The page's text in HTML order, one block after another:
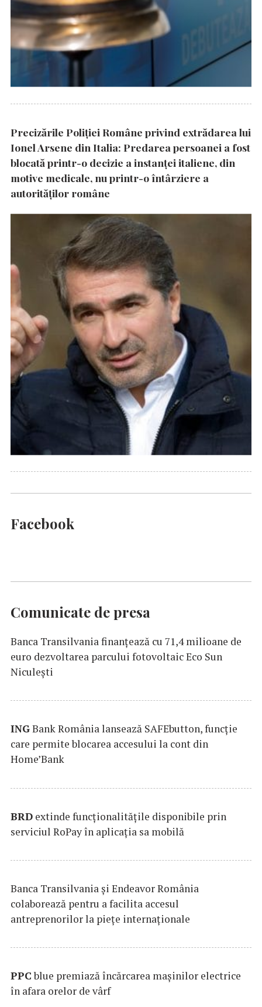
Precizările Poliţiei Române privind extrădarea lui
Ionel Arsene din Italia: Predarea persoanei a fost
blocată printr-o decizie a instanţei italiene, din
motive medicale, nu printr-o întârziere a
autorităţilor române
Facebook
Comunicate de presa
Banca Transilvania finanțează cu 71,4 milioane de
euro dezvoltarea parcului fotovoltaic Eco Sun
Niculești
INGBank România lansează SAFEbutton, funcţie
care permite blocarea accesului la cont din
Home’Bank
BRD extinde funcţionalităţile disponibile prin
serviciul RoPay în aplicaţia sa mobilă
Banca Transilvania şi Endeavor România
colaborează pentru a facilita accesul
antreprenorilor la pieţe internaţionale
PPCblue premiază încărcarea maşinilor electrice
în afara orelor de vârf